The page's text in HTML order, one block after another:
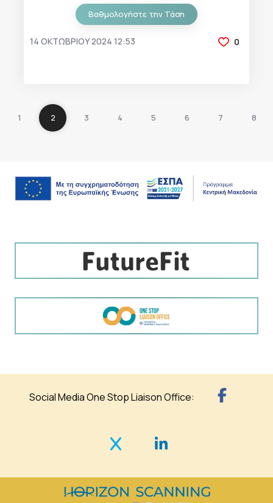
Βαθμολογήστε την Τάση
14 ΟΚΤΩΒΡΊΟΥ 2024 12:53 0
1 2 3 4 5 6 7 8
Social Media One Stop Liaison Office: